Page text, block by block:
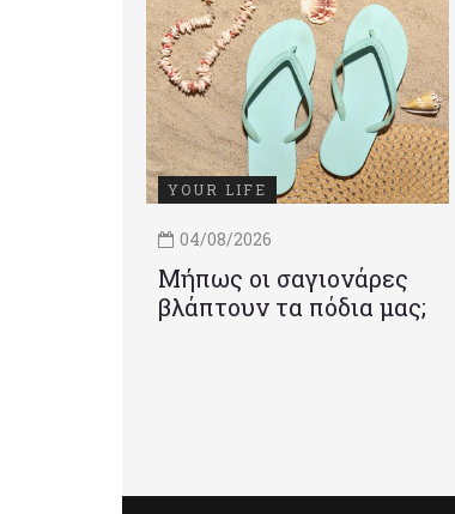
YOUR LIFE
04/08/2026
Μήπως οι σαγιονάρες
βλάπτουν τα πόδια μας;